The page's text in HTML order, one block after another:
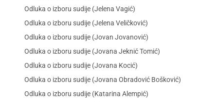
Odluka o izboru sudije (Jelena Vagić)
Odluka o izboru sudije (Jelena Veličković)
Odluka o izboru sudije (Jovan Jovanović)
Odluka o izboru sudije (Jovana Jeknić Tomić)
Odluka o izboru sudije (Jovana Kocić)
Odluka o izboru sudije (Jovana Obradović Bošković)
Odluka o izboru sudije (Katarina Alempić)